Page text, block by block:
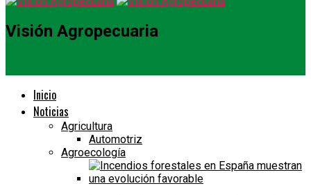
Visión Agropecuaria
Inicio
Noticias
Agricultura
Automotriz
Agroecología